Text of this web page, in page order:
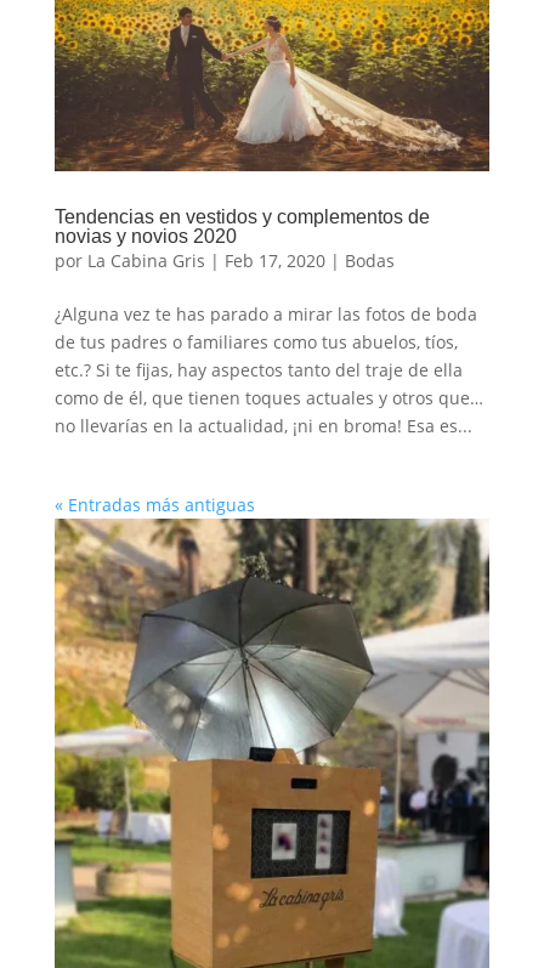
Tendencias en vestidos y complementos de
novias y novios 2020
por La Cabina Gris | Feb 17, 2020| Bodas
¿Alguna vez te has parado a mirar las fotos de boda
de tus padres o familiares como tus abuelos, tíos,
etc.? Si te fijas, hay aspectos tanto del traje de ella
como de él, que tienen toques actuales y otros que…
no llevarías en la actualidad, ¡ni en broma! Esa es...
« Entradas más antiguas